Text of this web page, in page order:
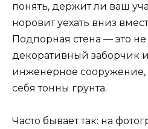
понять, держит ли ваш
норовит уехать вниз
Подпорная стена — это не
декоративный заборчик
инженерное сооружение,
себя тонны грунта.
Часто бывает так: на